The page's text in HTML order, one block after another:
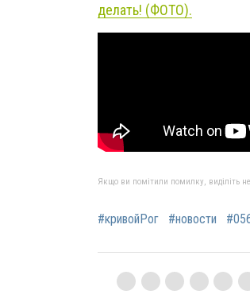
делать! (ФОТО).
Якщо ви помітили помилку, виділіть
#кривойРог #новости